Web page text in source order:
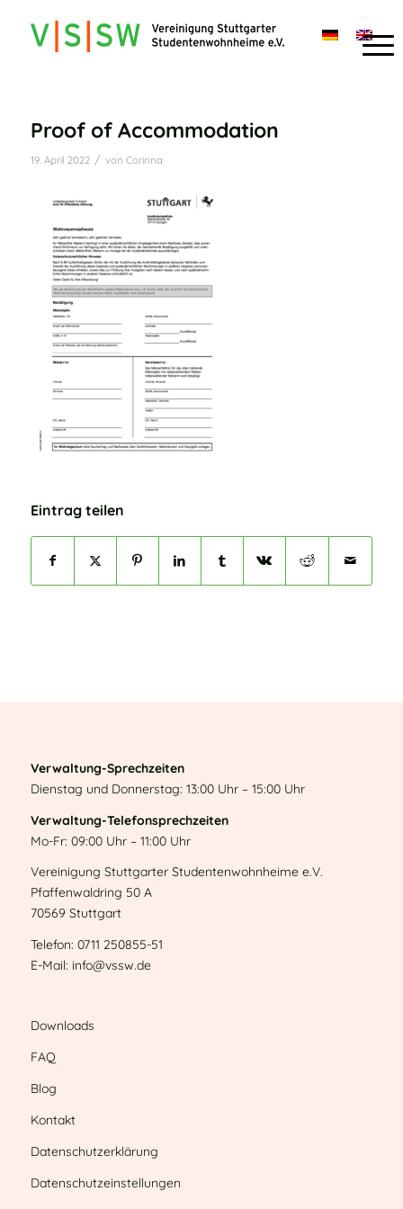
Proof of Accommodation
19. April 2022 / von Corinna
Eintrag teilen
Verwaltung-Sprechzeiten
Dienstag und Donnerstag: 13:00 Uhr – 15:00 Uhr
Verwaltung-Telefonsprechzeiten
Mo-Fr: 09:00 Uhr – 11:00 Uhr
Vereinigung Stuttgarter Studentenwohnheime e.V.
Pfaffenwaldring 50 A
70569 Stuttgart
Telefon: 0711 250855-51
E-Mail: info@vssw.de
Downloads
FAQ
Blog
Kontakt
Datenschutzerklärung
Datenschutzeinstellungen